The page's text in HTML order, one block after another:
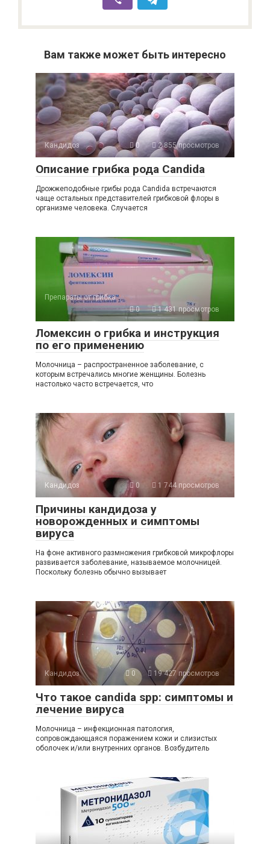
Вам также может быть интересно
Кандидоз 0 2 855 просмотров
Описание грибка рода Сandida
Дрожжеподобные грибы рода Сandida встречаются
чаще остальных представителей грибковой флоры в
организме человека. Случается
Препараты от грибка
0
1 431 просмотров
Ломексин о грибка и инструкция
по его применению
Молочница – распространенное заболевание, с
которым встречались многие женщины. Болезнь
настолько часто встречается, что
Кандидоз 0 1 744 просмотров
Причины кандидоза у
новорожденных и симптомы
вируса
На фоне активного размножения грибковой микрофлоры
развивается заболевание, называемое молочницей.
Поскольку болезнь обычно вызывает
Кандидоз 0 19 427 просмотров
Что такое candida spp: симптомы и
лечение вируса
Молочница – инфекционная патология,
сопровождающаяся поражением кожи и слизистых
оболочек и/или внутренних органов. Возбудитель